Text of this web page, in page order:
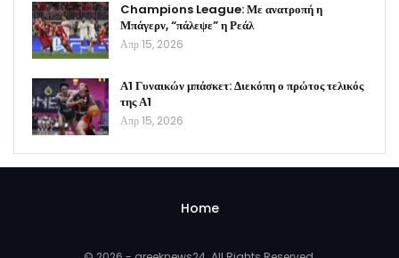
Champions League: Με ανατροπή η
Μπάγερν, “πάλεψε” η Ρεάλ
Απρ 15, 2026
Α1 Γυναικών μπάσκετ: Διεκόπη ο πρώτος τελικός
της Α1
Απρ 15, 2026
Home